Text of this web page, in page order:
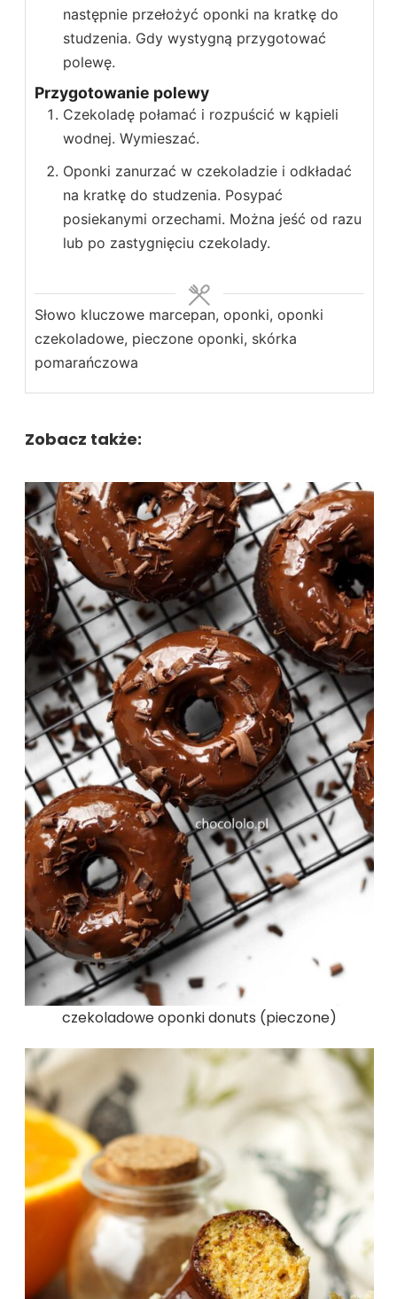
następnie przełożyć oponki na kratkę do
studzenia. Gdy wystygną przygotować
polewę.
Przygotowanie polewy
Czekoladę połamać i rozpuścić w kąpieli
wodnej. Wymieszać.
Oponki zanurzać w czekoladzie i odkładać
na kratkę do studzenia. Posypać
posiekanymi orzechami. Można jeść od razu
lub po zastygnięciu czekolady.
Słowo kluczowe marcepan, oponki, oponki
czekoladowe, pieczone oponki, skórka
pomarańczowa
Zobacz także:
czekoladowe oponki donuts (pieczone)